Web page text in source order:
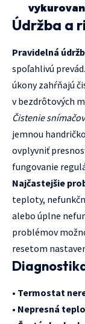
Údržba a
Pravidelná
spoľahlivú
úkony zahŕňajú
v bezdrôtových
Čistenie snímačov
jemnou
ovplyvniť
fungovanie
Najčastejšie
teploty,
alebo úplne
problémov
resetom
• Termostat
• Nepresná